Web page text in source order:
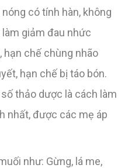
có tính hàn, không
giảm đau nhức
hạn chế chùng nhão
hạn chế bị táo bón.
thảo dược là cách làm
nhất, được các mẹ áp
như: Gừng, lá me,